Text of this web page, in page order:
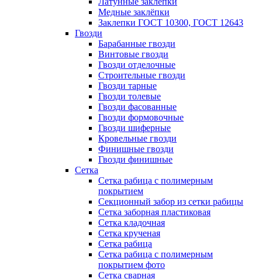
Медные заклёпки
Заклепки ГОСТ 10300, ГОСТ 12643
Гвозди
Барабанные гвозди
Винтовые гвозди
Гвозди отделочные
Строительные гвозди
Гвозди тарные
Гвозди толевые
Гвозди фасованные
Гвозди формовочные
Гвозди шиферные
Кровельные гвозди
Финишные гвозди
Гвозди финишные
Сетка
Сетка рабица с полимерным
покрытием
Секционный забор из сетки рабицы
Сетка заборная пластиковая
Сетка кладочная
Сетка крученая
Сетка рабица
Сетка рабица с полимерным
покрытием фото
Сетка сварная